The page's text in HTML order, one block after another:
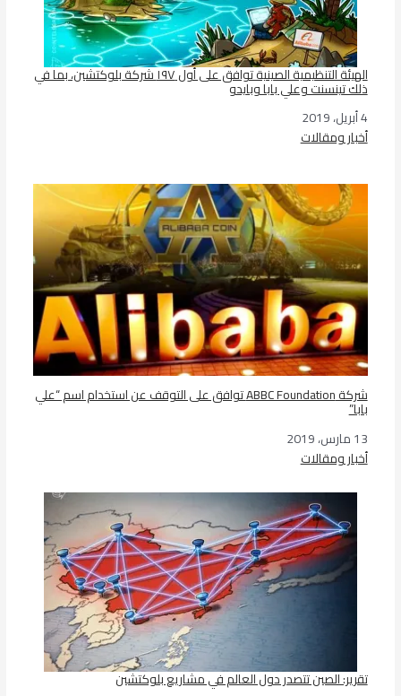
الهيئة التنظيمية الصينية توافق على أول ١٩٧ شركة بلوكتشين، بما في
ذلك تينسنت وعلي بابا وبايدو
التاريخ
4 أبريل، 2019
في ما يتعلق بما يأتي
أخبار ومقالات
شركة ABBC Foundation توافق على التوقف عن استخدام اسم “علي
بابا”
التاريخ
13 مارس، 2019
في ما يتعلق بما يأتي
أخبار ومقالات
تقرير: الصين تتصدر دول العالم في مشاريع بلوكتشين